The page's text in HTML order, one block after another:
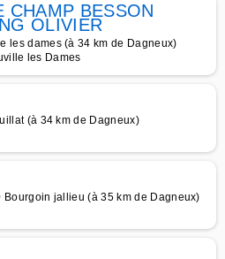
CHAMP BESSON
OLIVIER
les dames (à 34 km de Dagneux)
les Dames
(à 34 km de Dagneux)
jallieu (à 35 km de Dagneux)